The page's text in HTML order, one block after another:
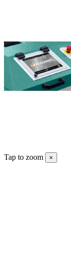
Tap to zoom ×